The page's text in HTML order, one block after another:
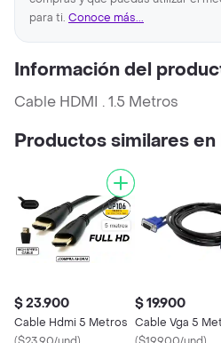
para ti. Conoce más...
Información del
Cable HDMI . 1.5 Metros
Productos similares en
$ 23.900
Cable Hdmi 5 Metros
$ 19.900
Cable Vga 5